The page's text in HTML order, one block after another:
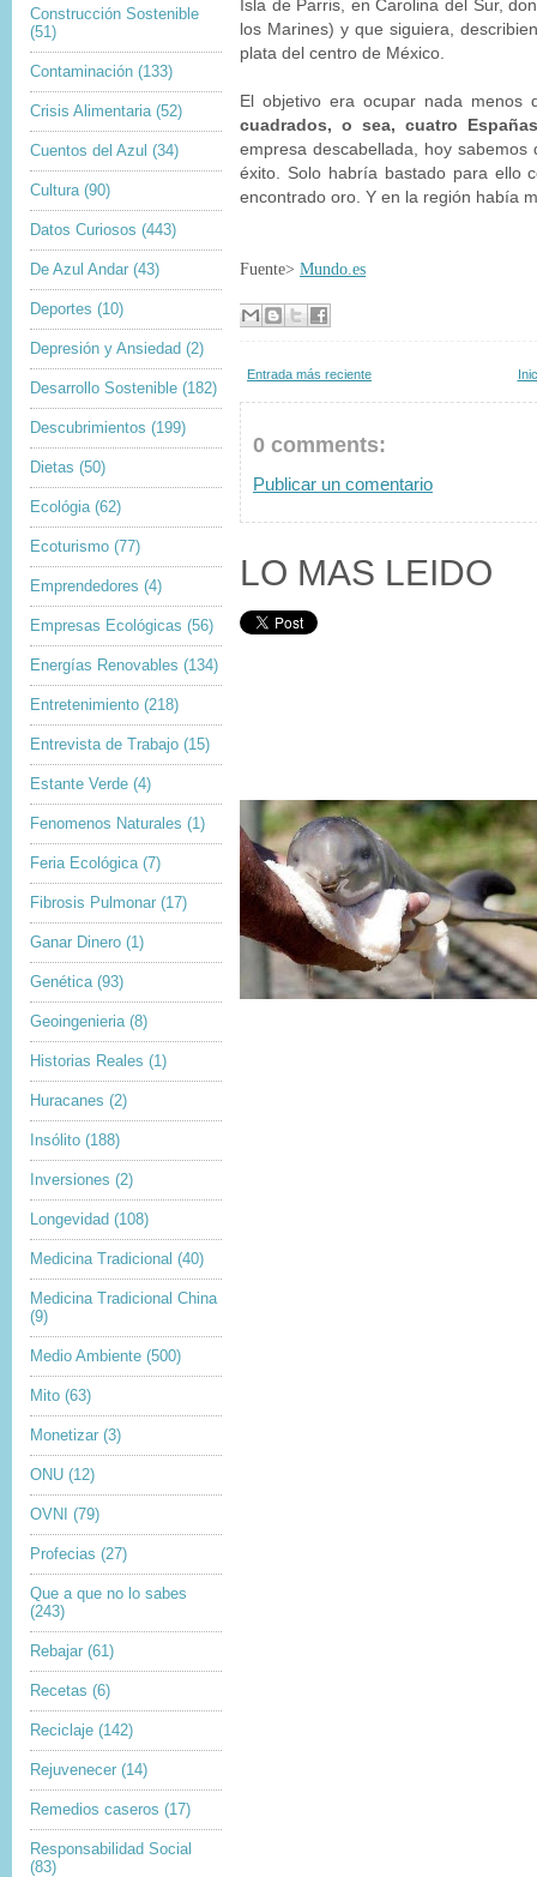
Construcción Sostenible
(51)
Contaminación (133)
Crisis Alimentaria (52)
Cuentos del Azul (34)
Cultura (90)
Datos Curiosos (443)
De Azul Andar (43)
Deportes (10)
Depresión y Ansiedad (2)
Desarrollo Sostenible (182)
Descubrimientos (199)
Dietas (50)
Ecológia (62)
Ecoturismo (77)
Emprendedores (4)
Empresas Ecológicas (56)
Energías Renovables (134)
Entretenimiento (218)
Entrevista de Trabajo (15)
Estante Verde (4)
Fenomenos Naturales (1)
Feria Ecológica (7)
Fibrosis Pulmonar (17)
Ganar Dinero (1)
Genética (93)
Geoingenieria (8)
Historias Reales (1)
Huracanes (2)
Insólito (188)
Inversiones (2)
Longevidad (108)
Medicina Tradicional (40)
Medicina Tradicional China
(9)
Medio Ambiente (500)
Mito (63)
Monetizar (3)
ONU (12)
OVNI (79)
Profecias (27)
Que a que no lo sabes
(243)
Rebajar (61)
Recetas (6)
Reciclaje (142)
Rejuvenecer (14)
Remedios caseros (17)
Responsabilidad Social
(83)
Isla de Parris, en Carolina del Sur,
los Marines) y que siguiera,
plata del centro de México.
El objetivo era ocupar nada menos
cuadrados, o sea, cuatro
empresa descabellada, hoy
éxito. Solo habría bastado para ello
encontrado oro. Y en la región había
Fuente> Mundo.es
Entrada más reciente
0 comments:
Publicar un comentario
LO MAS LEIDO